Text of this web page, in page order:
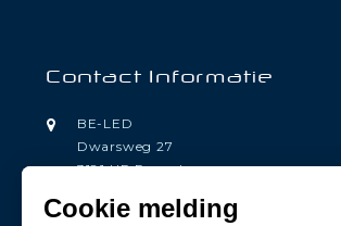
Contact Informatie
BE-LED
Dwarsweg 27
3181 HP Rozenburg
Cookie melding